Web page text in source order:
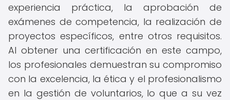
experiencia práctica, la aprobación de
exámenes de competencia, la realización de
proyectos específicos, entre otros requisitos.
Al obtener una certificación en este campo,
los profesionales demuestran su compromiso
con la excelencia, la ética y el profesionalismo
en la gestión de voluntarios, lo que a su vez